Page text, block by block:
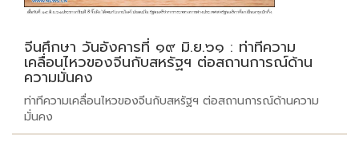
จีนศึกษา วันอังคารที่ ๑๙ มิ.ย.๖๑ : ท่าทีความ
เคลื่อนไหวของจีนกับสหรัฐฯ ต่อสถานการณ์ด้าน
ความมั่นคง
ท่าทีความเคลื่อนไหวของจีนกับสหรัฐฯ ต่อสถานการณ์ด้านความ
มั่นคง